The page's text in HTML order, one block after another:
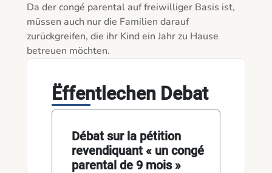
Da der congé parental auf freiwilliger Basis ist,
müssen auch nur die Familien darauf
zurückgreifen, die ihr Kind ein Jahr zu Hause
betreuen möchten.
Ëffentlechen Debat
Débat sur la pétition
revendiquant « un congé
parental de 9 mois »